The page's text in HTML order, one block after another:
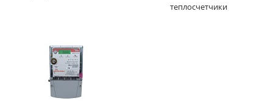
теплосчетчики